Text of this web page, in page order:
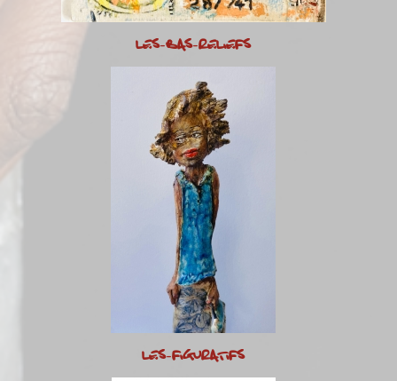
LES-BAS-RELIEFS
LES-FIGURATIFS